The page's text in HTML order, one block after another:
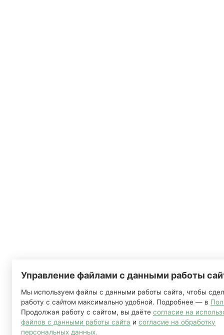
Управление файлами с данными работы
Мы используем файлы с данными работы сайта, чтобы
работу с сайтом максимально удобной. Подробнее — в
Продолжая работу с сайтом, вы даёте согласие на
файлов с данными работы сайта и согласие на обработку
персональных данных.